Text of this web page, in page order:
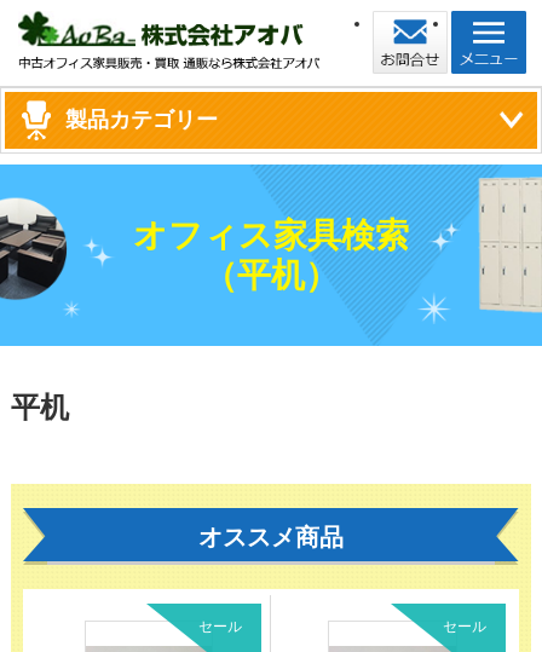
製品カテゴリー
オフィス家具検索
（平机）
平机
オススメ商品
セール セール